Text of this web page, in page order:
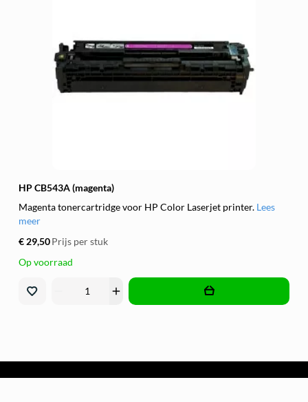
HP CB543A (magenta)
Magenta tonercartridge voor HP Color Laserjet printer. Lees
meer
€ 29,50Prijs per stuk
Op voorraad
add